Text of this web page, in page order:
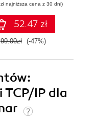
najniższa cena z 30 dni)
52.47 zł
99.00zł (-47%)
IP dla